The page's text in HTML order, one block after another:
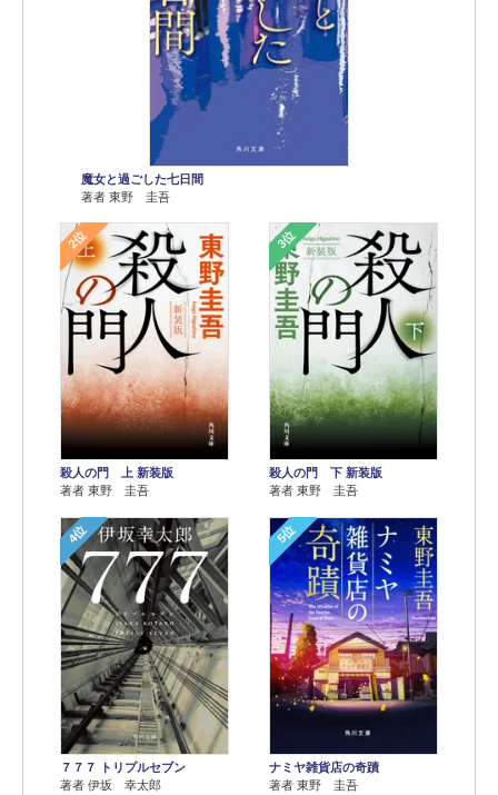
魔女と過ごした七日間
著者 東野 圭吾
2位
殺人の門 上 新装版
著者 東野 圭吾
3位
殺人の門 下 新装版
著者 東野 圭吾
4位
７７７ トリプルセブン
著者 伊坂 幸太郎
5位
ナミヤ雑貨店の奇蹟
著者 東野 圭吾